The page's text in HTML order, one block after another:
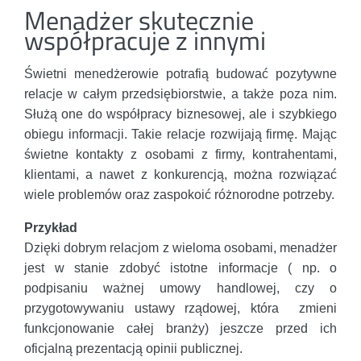
Menadżer skutecznie
współpracuje z innymi
Świetni menedżerowie potrafią budować pozytywne
relacje w całym przedsiębiorstwie, a także poza nim.
Służą one do współpracy biznesowej, ale i szybkiego
obiegu informacji. Takie relacje rozwijają firmę. Mając
świetne kontakty z osobami z firmy, kontrahentami,
klientami, a nawet z konkurencją, można rozwiązać
wiele problemów oraz zaspokoić różnorodne potrzeby.
Przykład
Dzięki dobrym relacjom z wieloma osobami, menadżer
jest w stanie zdobyć istotne informacje ( np. o
podpisaniu ważnej umowy handlowej, czy o
przygotowywaniu ustawy rządowej, która zmieni
funkcjonowanie całej branży) jeszcze przed ich
oficjalną prezentacją opinii publicznej.